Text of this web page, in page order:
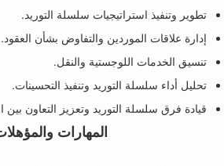
تطوير وتنفيذ استراتيجيات سلسلة التوريد.
إدارة علاقات الموردين والتفاوض بشأن العقود.
تنسيق الخدمات اللوجستية والنقل.
تحليل أداء سلسلة التوريد وتنفيذ التحسينات.
قيادة فرق سلسلة التوريد وتعزيز التعاون بين
المهارات